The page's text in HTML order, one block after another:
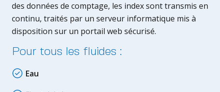
des données de comptage, les index sont transmis en
continu, traités par un serveur informatique mis à
disposition sur un portail web sécurisé.
Pour tous les fluides :
Eau